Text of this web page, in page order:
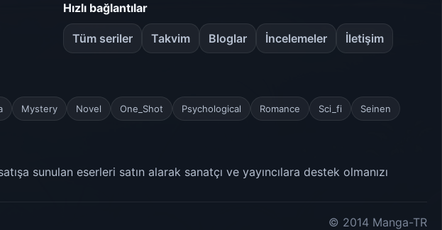
Hızlı bağlantılar
Tüm seriler Takvim Bloglar İncelemeler İletişim
Mystery Novel One_Shot Psychological Romance Sci_fi Seinen
sunulan eserleri satın alarak sanatçı ve yayıncılara destek olmanızı
© 2014 Manga-TR